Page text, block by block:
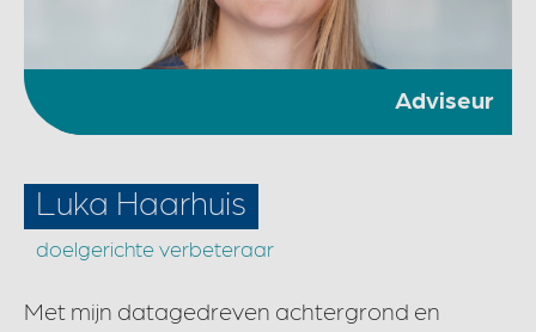
Adviseur
Luka Haarhuis
doelgerichte verbeteraar
Met mijn datagedreven achtergrond en